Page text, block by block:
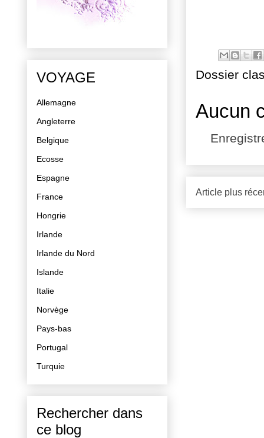
Dossier
Aucun
Article plus
VOYAGE
Allemagne
Angleterre
Belgique
Ecosse
Espagne
France
Hongrie
Irlande
Irlande du Nord
Islande
Italie
Norvège
Pays-bas
Portugal
Turquie
Rechercher dans
ce blog